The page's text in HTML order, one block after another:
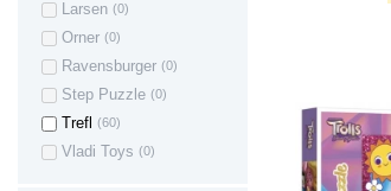
Larsen (0)
Orner (0)
Ravensburger (0)
Step Puzzle (0)
Trefl (60)
Vladi Toys (0)